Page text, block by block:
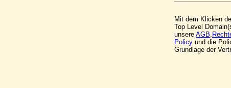
Mit dem Klicken
Top Level
unsere AGB,
Policy und die
Grundlage der